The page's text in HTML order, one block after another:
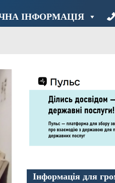
ІНФОРМАЦІЯ
Інформація для